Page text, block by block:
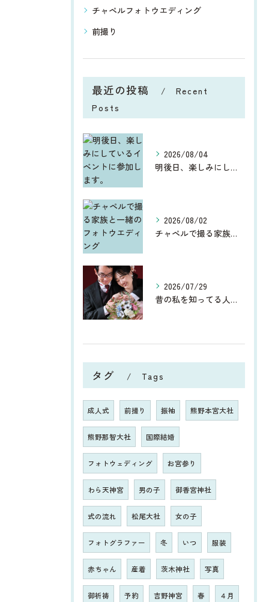
チャペルフォトウエディング
前撮り
最近の投稿
Recent
Posts
2026/08/04
明後日、楽しみにしているイベントに参加します。
2026/08/02
チャペルで撮る家族と一緒のフォトウエディング
2026/07/29
昔の私を知ってる人からしたら、今、お宮参りや七五三、ウエディ...
タグ Tags
成人式 前撮り 振袖 熊野本宮大社
熊野那智大社 国際結婚
フォトウェディング お宮参り
わら天神宮 男の子 御香宮神社
式の流れ 松尾大社 女の子
フォトグラファー 冬 いつ 服装
赤ちゃん 産着 茨木神社 写真
御祈祷 予約 吉野神宮 春 ４月